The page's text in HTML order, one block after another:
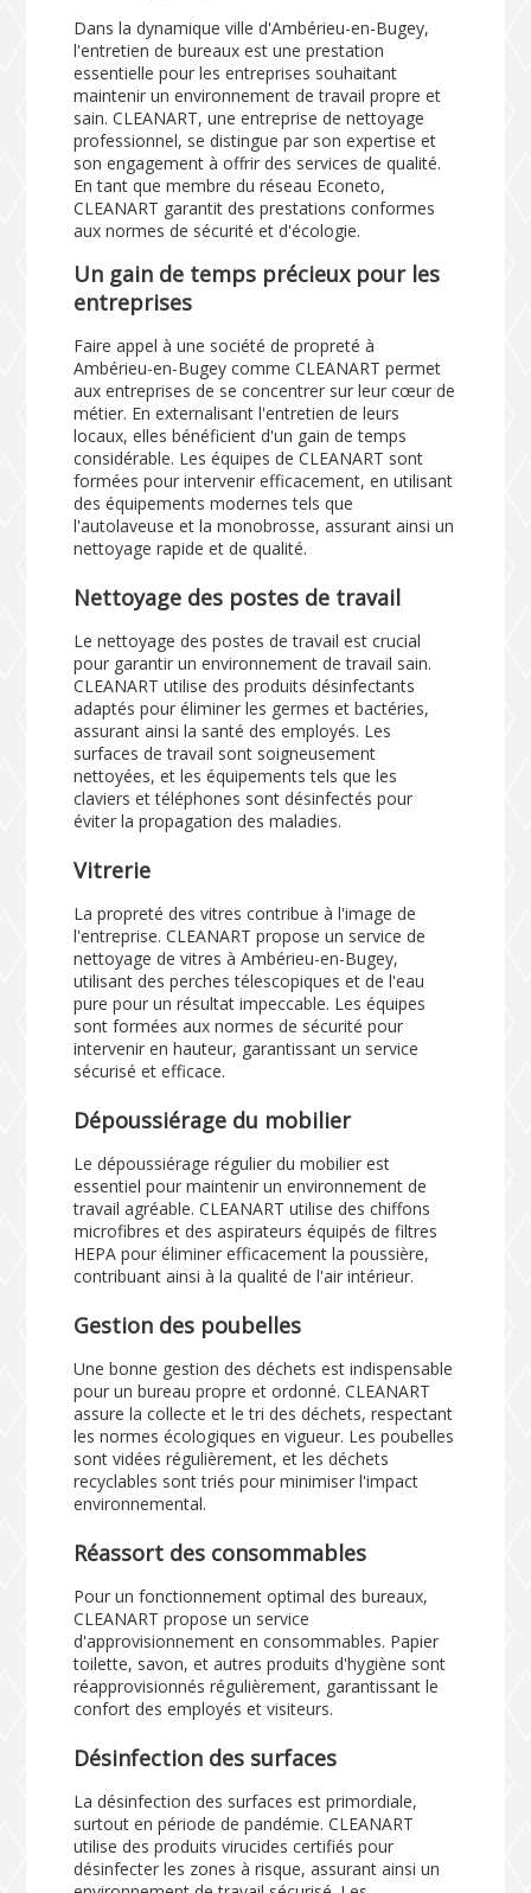
Dans la dynamique ville d'Ambérieu-en-Bugey,
l'entretien de bureaux est une prestation
essentielle pour les entreprises souhaitant
maintenir un environnement de travail propre et
sain. CLEANART, une entreprise de nettoyage
professionnel, se distingue par son expertise et
son engagement à offrir des services de qualité.
En tant que membre du réseau Econeto,
CLEANART garantit des prestations conformes
aux normes de sécurité et d'écologie.
Un gain de temps précieux pour les
entreprises
Faire appel à une société de propreté à
Ambérieu-en-Bugey comme CLEANART permet
aux entreprises de se concentrer sur leur cœur de
métier. En externalisant l'entretien de leurs
locaux, elles bénéficient d'un gain de temps
considérable. Les équipes de CLEANART sont
formées pour intervenir efficacement, en utilisant
des équipements modernes tels que
l'autolaveuse et la monobrosse, assurant ainsi un
nettoyage rapide et de qualité.
Nettoyage des postes de travail
Le nettoyage des postes de travail est crucial
pour garantir un environnement de travail sain.
CLEANART utilise des produits désinfectants
adaptés pour éliminer les germes et bactéries,
assurant ainsi la santé des employés. Les
surfaces de travail sont soigneusement
nettoyées, et les équipements tels que les
claviers et téléphones sont désinfectés pour
éviter la propagation des maladies.
Vitrerie
La propreté des vitres contribue à l'image de
l'entreprise. CLEANART propose un service de
nettoyage de vitres à Ambérieu-en-Bugey,
utilisant des perches télescopiques et de l'eau
pure pour un résultat impeccable. Les équipes
sont formées aux normes de sécurité pour
intervenir en hauteur, garantissant un service
sécurisé et efficace.
Dépoussiérage du mobilier
Le dépoussiérage régulier du mobilier est
essentiel pour maintenir un environnement de
travail agréable. CLEANART utilise des chiffons
microfibres et des aspirateurs équipés de filtres
HEPA pour éliminer efficacement la poussière,
contribuant ainsi à la qualité de l'air intérieur.
Gestion des poubelles
Une bonne gestion des déchets est indispensable
pour un bureau propre et ordonné. CLEANART
assure la collecte et le tri des déchets, respectant
les normes écologiques en vigueur. Les poubelles
sont vidées régulièrement, et les déchets
recyclables sont triés pour minimiser l'impact
environnemental.
Réassort des consommables
Pour un fonctionnement optimal des bureaux,
CLEANART propose un service
d'approvisionnement en consommables. Papier
toilette, savon, et autres produits d'hygiène sont
réapprovisionnés régulièrement, garantissant le
confort des employés et visiteurs.
Désinfection des surfaces
La désinfection des surfaces est primordiale,
surtout en période de pandémie. CLEANART
utilise des produits virucides certifiés pour
désinfecter les zones à risque, assurant ainsi un